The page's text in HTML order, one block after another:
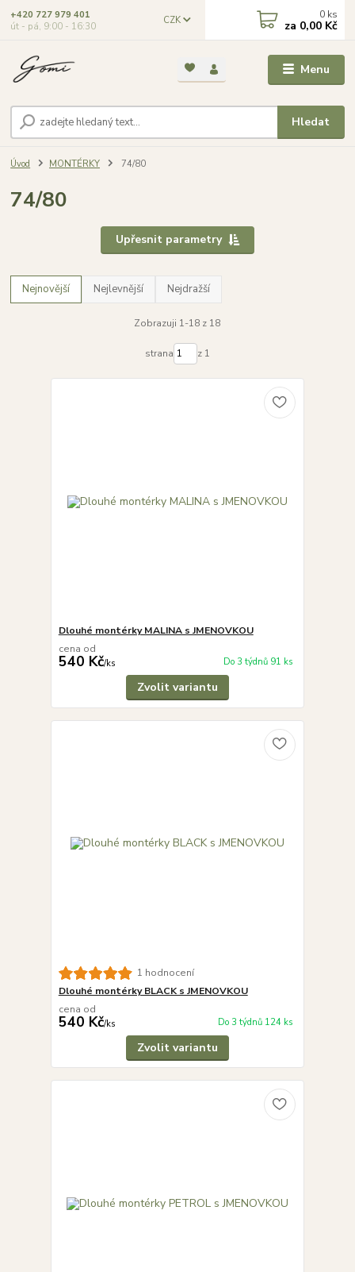
Menu
CZK
Hledat
+420 727 979 401
út - pá, 9:00 - 16:30
0 ks
za 0,00 Kč
Úvod MONTÉRKY 74/80
74/80
Upřesnit parametry
Nejnovější Nejlevnější Nejdražší
Zobrazuji 1-18 z 18
strana z 1
Dlouhé montérky MALINA s JMENOVKOU
cena od
540 Kč/ks Do 3 týdnů 91 ks
Zvolit variantu
1 hodnocení
Dlouhé montérky BLACK s JMENOVKOU
cena od
540 Kč/ks Do 3 týdnů 124 ks
Zvolit variantu